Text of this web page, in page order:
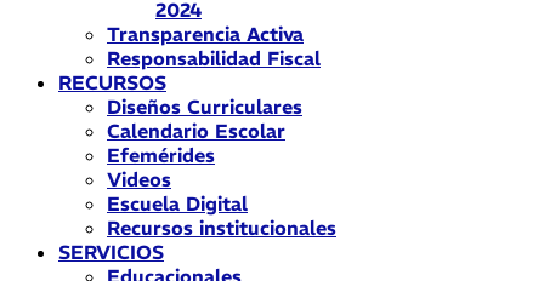
2024
Transparencia Activa
Responsabilidad Fiscal
RECURSOS
Diseños Curriculares
Calendario Escolar
Efemérides
Videos
Escuela Digital
Recursos institucionales
SERVICIOS
Educacionales